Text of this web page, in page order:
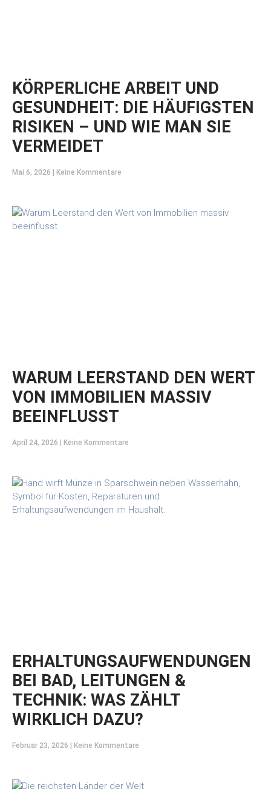
KÖRPERLICHE ARBEIT UND
GESUNDHEIT: DIE HÄUFIGSTEN
RISIKEN – UND WIE MAN SIE
VERMEIDET
Mai 6, 2026 Keine Kommentare
WARUM LEERSTAND DEN WERT
VON IMMOBILIEN MASSIV
BEEINFLUSST
April 24, 2026 Keine Kommentare
ERHALTUNGSAUFWENDUNGEN
BEI BAD, LEITUNGEN &
TECHNIK: WAS ZÄHLT
WIRKLICH DAZU?
Februar 23, 2026 Keine Kommentare